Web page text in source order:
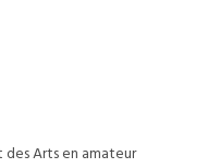
Arts en amateur